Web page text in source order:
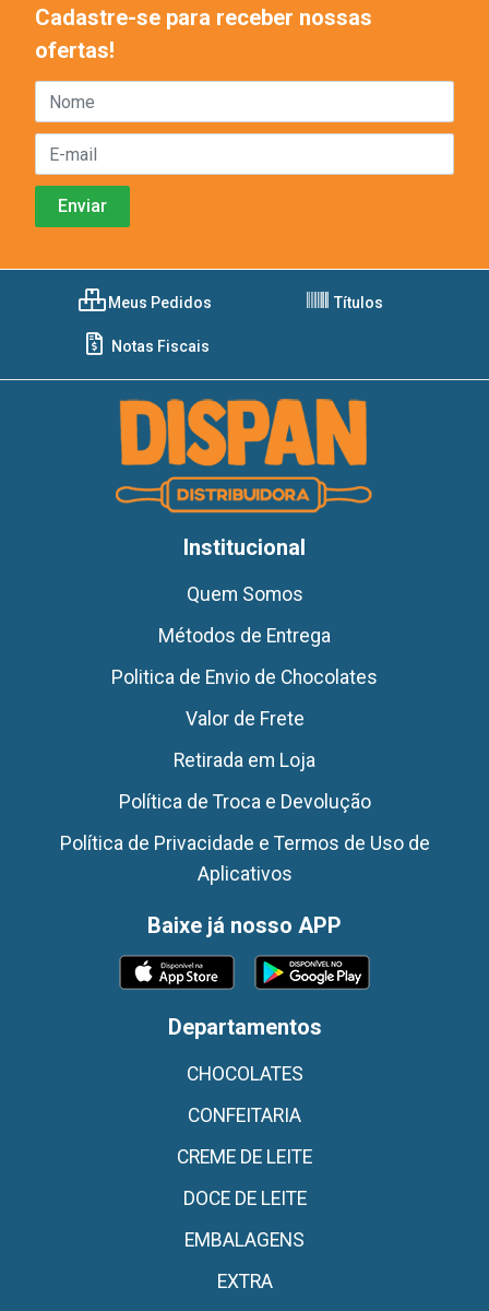
Cadastre-se para receber nossas
ofertas!
Meus Pedidos Títulos
Notas Fiscais
Institucional
Quem Somos
Métodos de Entrega
Politica de Envio de Chocolates
Valor de Frete
Retirada em Loja
Política de Troca e Devolução
Política de Privacidade e Termos de Uso de
Aplicativos
Baixe já nosso APP
Departamentos
CHOCOLATES
CONFEITARIA
CREME DE LEITE
DOCE DE LEITE
EMBALAGENS
EXTRA